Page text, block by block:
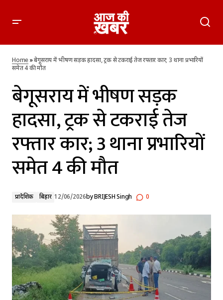
प्रभारियों समेत 4 की मौत
Home»बेगूसराय में भीषण सड़क हादसा, ट्रक से टकराई तेज रफ्तार कार; 3 थाना प्रभारियों
समेत 4 की मौत
बेगूसराय में भीषण सड़क
हादसा, ट्रक से टकराई तेज
रफ्तार कार; 3 थाना प्रभारियों
समेत 4 की मौत
प्रादेशिक बिहार 12/06/2026byBRIJESH Singh 0